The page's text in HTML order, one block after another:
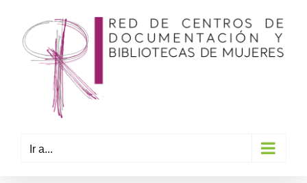
contenido
Ir a...